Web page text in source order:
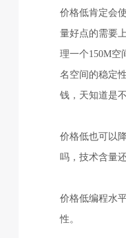
价格低肯定会
量好点的需要
理一个150M空
名空间的稳定
钱，天知道是
价格低也可以
吗，技术含量
价格低编程水
性。